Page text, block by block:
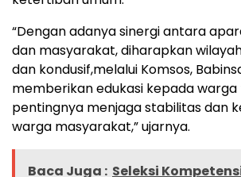
“Dengan adanya sinergi antara
dan masyarakat, diharapkan
dan kondusif,melalui Komsos,
memberikan edukasi kepada
pentingnya menjaga stabilitas dan
warga masyarakat,” ujarnya.
Baca Juga : Seleksi